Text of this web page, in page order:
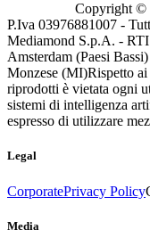
Copyright ©
P.Iva 03976881007 -
Mediamond S.p.A. -
Amsterdam (Paesi
Monzese (MI)Rispetto
riprodotti è vietata ogni
sistemi di intelligenza
espresso di utilizzare
Legal
CorporatePrivacy Policy
Media